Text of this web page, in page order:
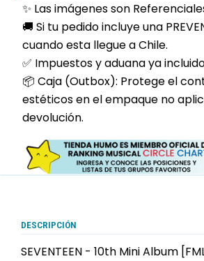
✨ Las imágenes son
🚚 Si tu pedido incluye una
cuando esta llegue a Chile.
✅ Impuestos y aduana ya
📦 Caja (Outbox): Protege el
estéticos en el empaque no
devolución.
DESCRIPCIÓN
SEVENTEEN - 10th Mini Album